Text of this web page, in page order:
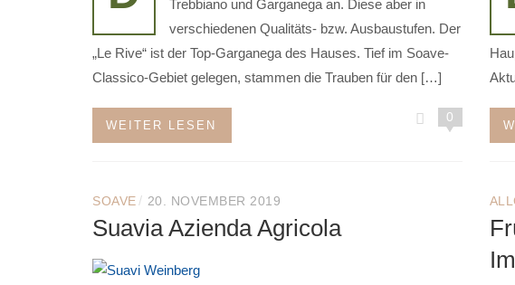
Trebbiano und Garganega an. Diese aber in
verschiedenen Qualitäts- bzw. Ausbaustufen. Der
„Le Rive“ ist der Top-Garganega des Hauses. Tief im Soave-
Classico-Gebiet gelegen, stammen die Trauben für den […]
WEITER LESEN
0
SOAVE / 20. NOVEMBER 2019
Suavia Azienda Agricola